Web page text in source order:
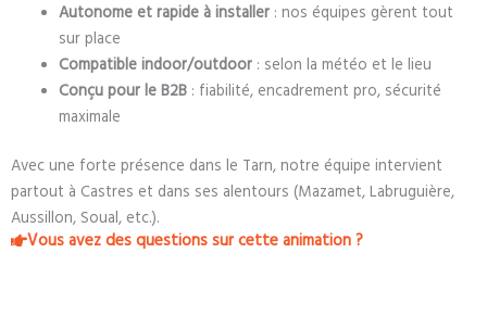
Autonome et rapide à installer: nos équipes gèrent tout
sur place
Compatible indoor/outdoor: selon la météo et le lieu
Conçu pour le B2B: fiabilité, encadrement pro, sécurité
maximale
Avec une forte présence dans le Tarn, notre équipe intervient
partout à Castres et dans ses alentours (Mazamet, Labruguière,
Aussillon, Soual, etc.).
Vous avez des questions sur cette animation ?